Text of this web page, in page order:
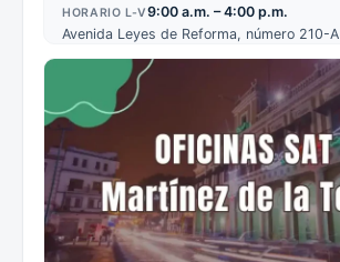
HORARIO L-V9:00 a.m. – 4:00 p.m.
Avenida Leyes de Reforma, número 210-A